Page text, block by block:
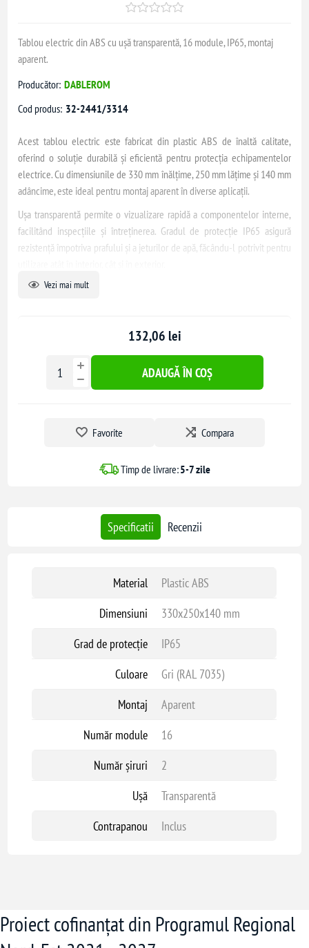
Tablou electric din ABS cu ușă transparentă, 16 module, IP65, montaj
aparent.
Producător: DABLEROM
Cod produs: 32-2441/3314
Acest tablou electric este fabricat din plastic ABS de înaltă calitate,
oferind o soluție durabilă și eficientă pentru protecția echipamentelor
electrice. Cu dimensiunile de 330 mm înălțime, 250 mm lățime și 140 mm
adâncime, este ideal pentru montaj aparent în diverse aplicații.
Ușa transparentă permite o vizualizare rapidă a componentelor interne,
facilitând inspecțiile și întreținerea. Gradul de protecție IP65 asigură
rezistență împotriva prafului și a jeturilor de apă, făcându-l potrivit pentru
Tabloul este echipat cu un contrapanou și este disponibil în culoarea gri
organizarea componentelor electrice.
Vezi mai mult
132,06 lei
ADAUGĂ ÎN COȘ
Favorite Compara
Timp de livrare:5-7 zile
Specificatii Recenzii
Material
Plastic ABS
Dimensiuni
330x250x140 mm
Grad de protecție
IP65
Culoare
Gri (RAL 7035)
Montaj
Aparent
Număr module
16
Număr șiruri
2
Ușă
Transparentă
Contrapanou
Inclus
Proiect cofinanțat din Programul Regional